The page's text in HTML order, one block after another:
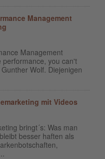
Management
Management
performance, you can't
Wolf. Diejenigen
mit Videos
bringt´s: Was man
besser haften als